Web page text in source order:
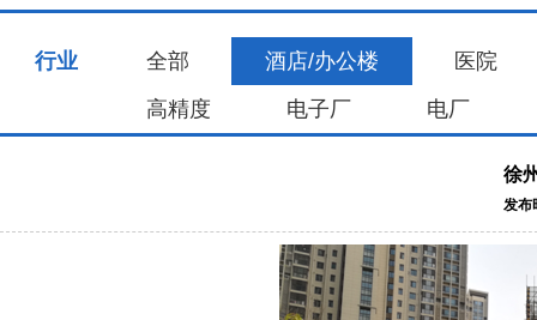
行业 全部 酒店/办公楼
医院
高精度
电子厂 电厂
徐
发布